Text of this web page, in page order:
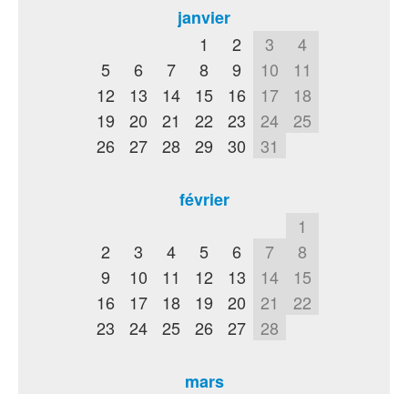
janvier
1
2 3
4
5
6 7 8 9 10
11
12
13 14 15 16 17
18
19
20 21 22 23 24
25
26
27 28 29 30 31
février
1
2
3 4 5 6 7
8
9
10 11 12 13 14
15
16
17 18 19 20 21
22
23
24 25 26 27 28
mars